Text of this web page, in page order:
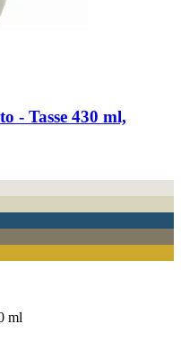
-​ Tasse 430 ml,
ml